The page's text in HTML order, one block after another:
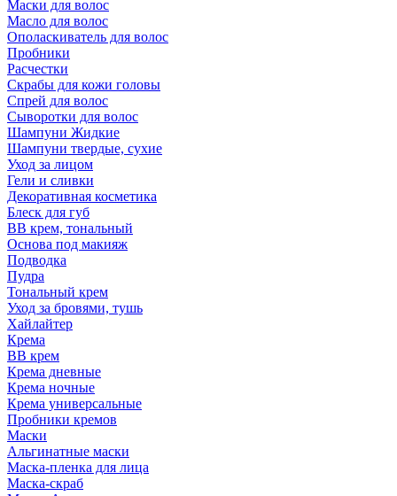
Маски для волос
Масло для волос
Ополаскиватель для волос
Пробники
Расчестки
Скрабы для кожи головы
Спрей для волос
Сыворотки для волос
Шампуни Жидкие
Шампуни твердые, сухие
Уход за лицом
Гели и сливки
Декоративная косметика
Блеск для губ
ВВ крем, тональный
Основа под макияж
Подводка
Пудра
Тональный крем
Уход за бровями, тушь
Хайлайтер
Крема
ВВ крем
Крема дневные
Крема ночные
Крема универсальные
Пробники кремов
Маски
Альгинатные маски
Маска-пленка для лица
Маска-скраб